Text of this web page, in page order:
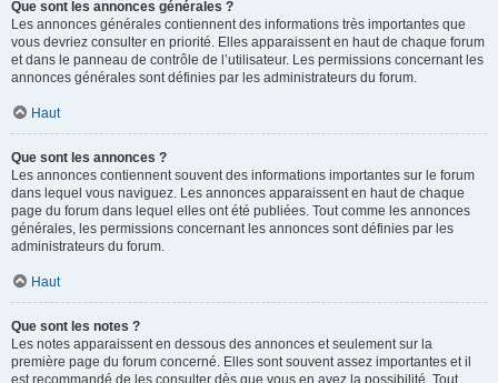
Que sont les annonces générales ?
Les annonces générales contiennent des informations très importantes que
vous devriez consulter en priorité. Elles apparaissent en haut de chaque forum
et dans le panneau de contrôle de l’utilisateur. Les permissions concernant les
annonces générales sont définies par les administrateurs du forum.
Haut
Que sont les annonces ?
Les annonces contiennent souvent des informations importantes sur le forum
dans lequel vous naviguez. Les annonces apparaissent en haut de chaque
page du forum dans lequel elles ont été publiées. Tout comme les annonces
générales, les permissions concernant les annonces sont définies par les
administrateurs du forum.
Haut
Que sont les notes ?
Les notes apparaissent en dessous des annonces et seulement sur la
première page du forum concerné. Elles sont souvent assez importantes et il
est recommandé de les consulter dès que vous en avez la possibilité. Tout